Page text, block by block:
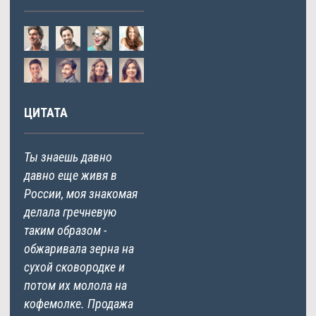
ЦИТАТА
Ты знаешь давно
давно еще живя в
России, моя знакомая
делала гречневую
таким образом -
обжаривала зерна на
сухой сковородке и
потом их молола на
кофемолке. Продажа